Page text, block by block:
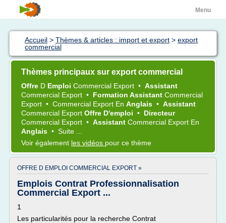
Menu
Accueil > Thèmes & articles : import et export > export
commercial
Thèmes principaux sur export commercial
Offre D Emploi Commercial Export • Assistant
Commercial Export • Formation Assistant Commercial
Export • Commercial Export En Anglais • Assistant
Commercial Export Offre D'emploi • Directeur
Commercial Export • Assistant Commercial Export En
Anglais • Suite ...
Voir également les vidéos pour ce thème
OFFRE D EMPLOI COMMERCIAL EXPORT »
Emplois Contrat Professionnalisation
Commercial Export ...
1
Les particularités pour la recherche Contrat